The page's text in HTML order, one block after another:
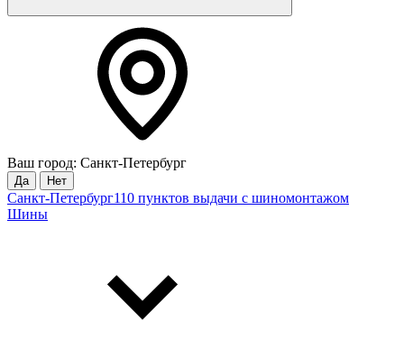
Ваш город: Санкт-Петербург
Да Нет
Санкт-Петербург110 пунктов выдачи с шиномонтажом
Шины